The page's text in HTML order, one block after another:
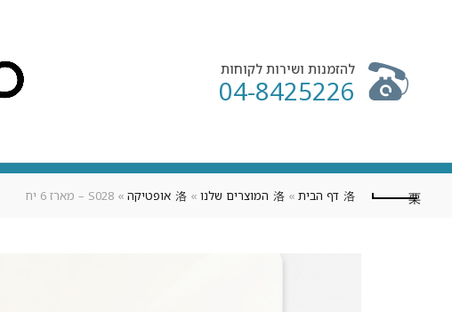
להזמנות ושירות לקוחות
04-8425226
דף הבית» המוצרים שלנו» אופטיקה» S028 – מארז 6 יח